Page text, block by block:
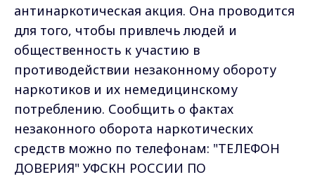
антинаркотическая акция. Она проводится
для того, чтобы привлечь людей и
общественность к участию в
противодействии незаконному обороту
наркотиков и их немедицинскому
потреблению. Сообщить о фактах
незаконного оборота наркотических
средств можно по телефонам: "ТЕЛЕФОН
ДОВЕРИЯ" УФСКН РОССИИ ПО